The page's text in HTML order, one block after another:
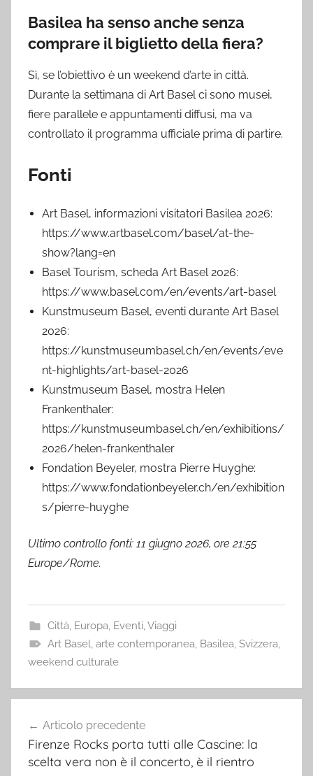
Basilea ha senso anche senza
comprare il biglietto della fiera?
Sì, se l’obiettivo è un weekend d’arte in città.
Durante la settimana di Art Basel ci sono musei,
fiere parallele e appuntamenti diffusi, ma va
controllato il programma ufficiale prima di partire.
Fonti
Art Basel, informazioni visitatori Basilea 2026:
https://www.artbasel.com/basel/at-the-
show?lang=en
Basel Tourism, scheda Art Basel 2026:
https://www.basel.com/en/events/art-basel
Kunstmuseum Basel, eventi durante Art Basel
2026:
https://kunstmuseumbasel.ch/en/events/eve
nt-highlights/art-basel-2026
Kunstmuseum Basel, mostra Helen
Frankenthaler:
https://kunstmuseumbasel.ch/en/exhibitions/
2026/helen-frankenthaler
Fondation Beyeler, mostra Pierre Huyghe:
https://www.fondationbeyeler.ch/en/exhibition
s/pierre-huyghe
Ultimo controllo fonti: 11 giugno 2026, ore 21:55
Europe/Rome.
Città, Europa, Eventi,Viaggi
Art Basel, arte contemporanea, Basilea, Svizzera,
weekend culturale
articoli
Articolo precedente
Firenze Rocks porta tutti alle Cascine: la
scelta vera non è il concerto, è il rientro